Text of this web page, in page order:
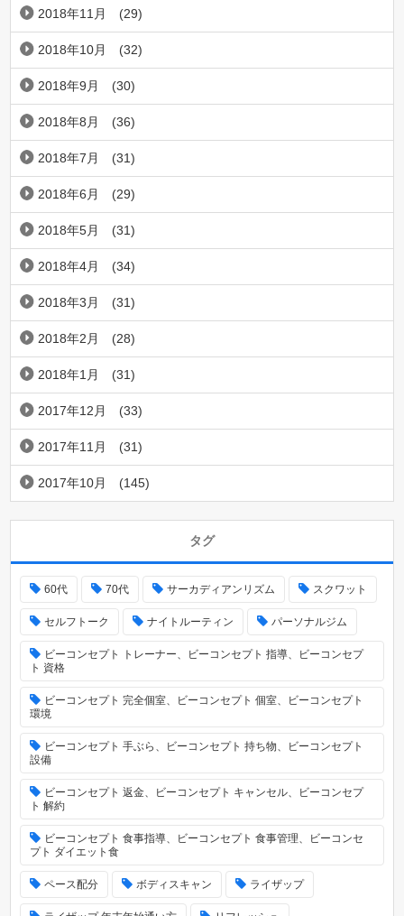
2018年11月 (29)
2018年10月 (32)
2018年9月 (30)
2018年8月 (36)
2018年7月 (31)
2018年6月 (29)
2018年5月 (31)
2018年4月 (34)
2018年3月 (31)
2018年2月 (28)
2018年1月 (31)
2017年12月 (33)
2017年11月 (31)
2017年10月 (145)
タグ
60代 70代 サーカディアンリズム スクワット
セルフトーク ナイトルーティン パーソナルジム
ビーコンセプト トレーナー、ビーコンセプト 指導、ビーコンセプ
ト 資格
ビーコンセプト 完全個室、ビーコンセプト 個室、ビーコンセプト
環境
ビーコンセプト 手ぶら、ビーコンセプト 持ち物、ビーコンセプト
設備
ビーコンセプト 返金、ビーコンセプト キャンセル、ビーコンセプ
ト 解約
ビーコンセプト 食事指導、ビーコンセプト 食事管理、ビーコンセ
プト ダイエット食
ペース配分 ボディスキャン ライザップ